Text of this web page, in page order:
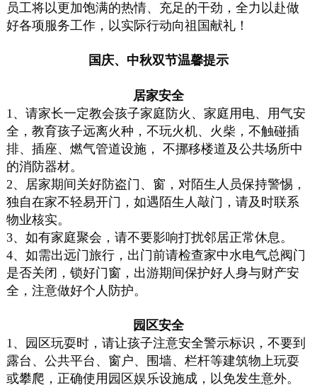
员工将以更加饱满的热情、充足的干劲，全力以赴做
好各项服务工作，以实际行动向祖国献礼！
国庆、中秋双节温馨提示
居家安全
1、请家长一定教会孩子家庭防火、家庭用电、用气安
全，教育孩子远离火种，不玩火机、火柴，不触碰插
排、插座、燃气管道设施， 不挪移楼道及公共场所中
的消防器材。
2、居家期间关好防盗门、窗，对陌生人员保持警惕，
独自在家不轻易开门，如遇陌生人敲门，请及时联系
物业核实。
3、如有家庭聚会，请不要影响打扰邻居正常休息。
4、如需出远门旅行，出门前请检查家中水电气总阀门
是否关闭，锁好门窗，出游期间保护好人身与财产安
全，注意做好个人防护。
园区安全
1、园区玩耍时，请让孩子注意安全警示标识，不要到
露台、公共平台、窗户、围墙、栏杆等建筑物上玩耍
或攀爬，正确使用园区娱乐设施成，以免发生意外。